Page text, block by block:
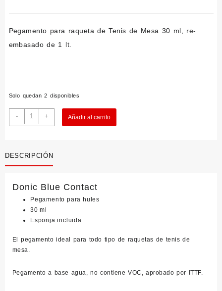
Pegamento para raqueta de Tenis de Mesa 30 ml, re-
embasado de 1 lt.
Solo quedan 2 disponibles
-
Donic
Blue
cantidad
+ Añadir al carrito
DESCRIPCIÓN
Donic Blue Contact
Pegamento para hules
30 ml
Esponja incluida
El pegamento ideal para todo tipo de raquetas de tenis de
mesa.
Pegamento a base agua, no contiene VOC, aprobado por ITTF.